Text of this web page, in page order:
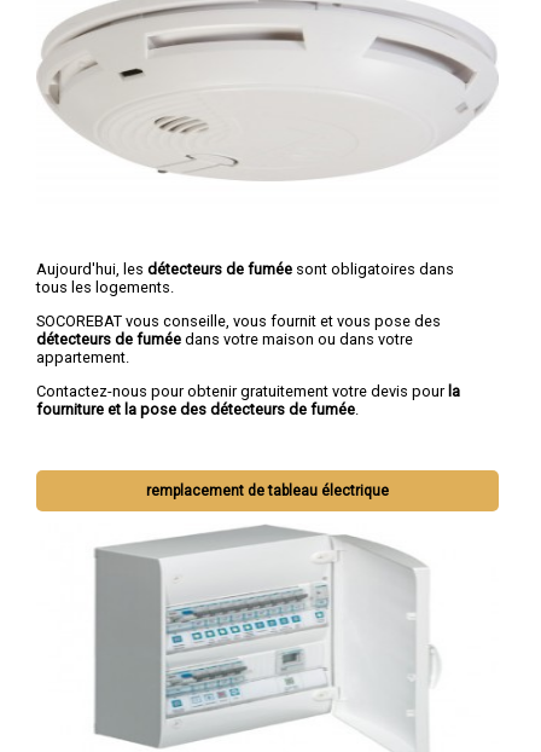
Aujourd'hui, les détecteurs de fumée sont obligatoires dans
tous les logements.
SOCOREBAT vous conseille, vous fournit et vous pose des
détecteurs de fumée dans votre maison ou dans votre
appartement.
Contactez-nous pour obtenir gratuitement votre devis pour la
fourniture et la pose des détecteurs de fumée
remplacement de tableau électrique